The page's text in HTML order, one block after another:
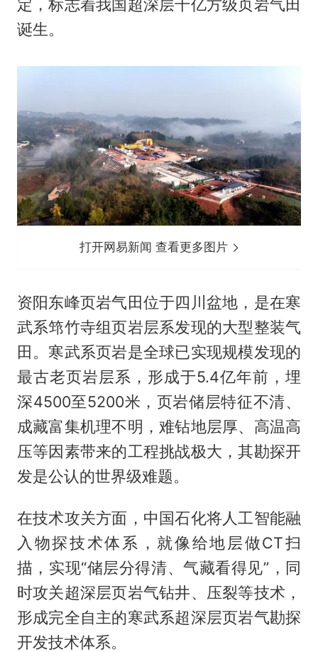
定，标志着我国超深层千亿方级页岩气田
诞生。
打开网易新闻 查看更多图片
资阳东峰页岩气田位于四川盆地，是在寒
武系筇竹寺组页岩层系发现的大型整装气
田。寒武系页岩是全球已实现规模发现的
最古老页岩层系，形成于5.4亿年前，埋
深4500至5200米，页岩储层特征不清、
成藏富集机理不明，难钻地层厚、高温高
压等因素带来的工程挑战极大，其勘探开
发是公认的世界级难题。
在技术攻关方面，中国石化将人工智能融
入物探技术体系，就像给地层做CT扫
描，实现“储层分得清、气藏看得见”，同
时攻关超深层页岩气钻井、压裂等技术，
形成完全自主的寒武系超深层页岩气勘探
开发技术体系。